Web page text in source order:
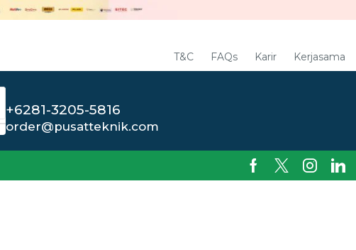
T&C FAQs Karir Kerjasama
+6281-3205-5816
order@pusatteknik.com